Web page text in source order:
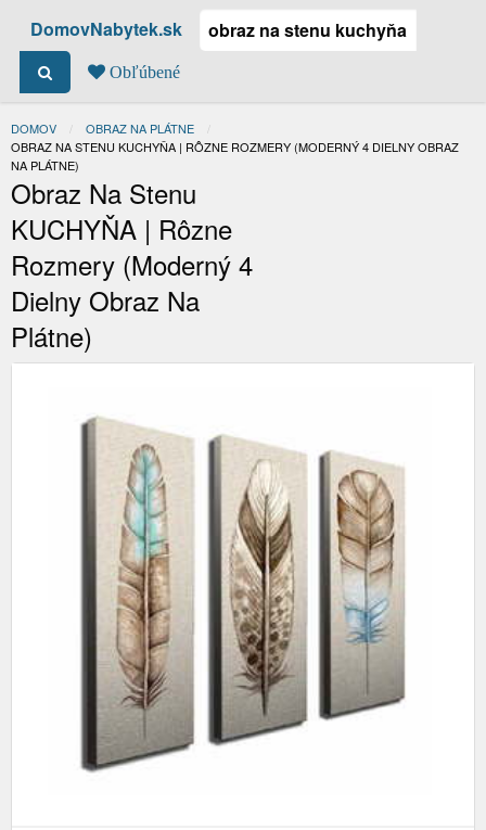
DomovNabytek.sk
Obľúbené
DOMOV
OBRAZ NA PLÁTNE
ACTUAL:
OBRAZ NA STENU KUCHYŇA | RÔZNE ROZMERY (MODERNÝ 4 DIELNY OBRAZ
NA PLÁTNE)
Obraz Na Stenu
KUCHYŇA | Rôzne
Rozmery (moderný 4
Dielny Obraz Na
Plátne)